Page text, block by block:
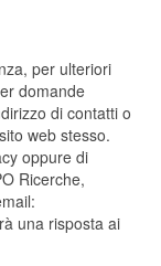
per ulteriori
domande
di contatti o
web stesso.
oppure di
Ricerche,
una risposta ai